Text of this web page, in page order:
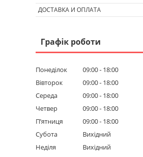
ДОСТАВКА И ОПЛАТА
Графік роботи
Понеділок 09:00
18:00
Вівторок
09:00
18:00
Середа
09:00
18:00
Четвер
09:00
18:00
Пʼятниця
09:00
18:00
Субота
Вихідний
Неділя
Вихідний